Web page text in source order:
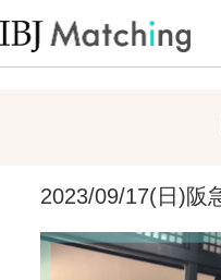
2023/09/17(日)阪